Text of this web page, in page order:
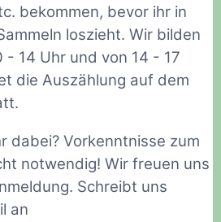
bekommen, bevor ihr in
loszieht. Wir bilden
- 14 Uhr und von 14 - 17
die Auszählung auf dem
dabei? Vorkenntnisse zum
notwendig! Wir freuen uns
Schreibt uns
an